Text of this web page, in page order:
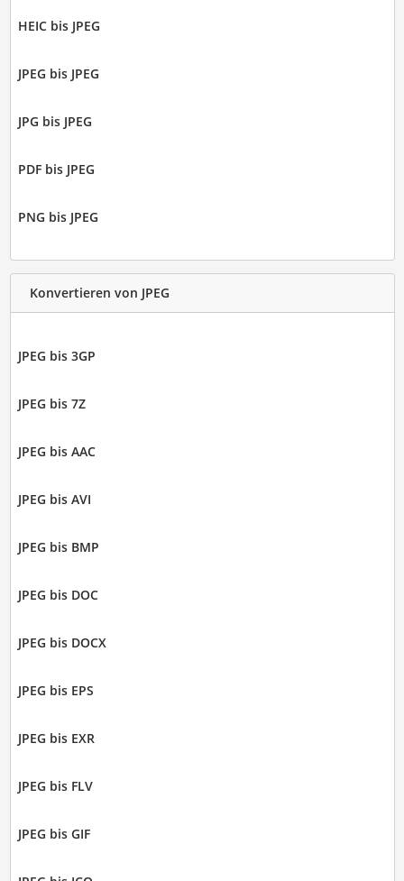
HEIC bis JPEG
JPEG bis JPEG
JPG bis JPEG
PDF bis JPEG
PNG bis JPEG
Konvertieren von JPEG
JPEG bis 3GP
JPEG bis 7Z
JPEG bis AAC
JPEG bis AVI
JPEG bis BMP
JPEG bis DOC
JPEG bis DOCX
JPEG bis EPS
JPEG bis EXR
JPEG bis FLV
JPEG bis GIF